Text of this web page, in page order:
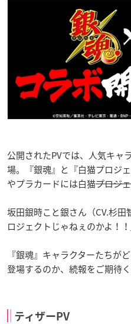
公開されたPVでは、人気キャ
場。『銀魂』と『白猫プロジ
やプラカードには白猫プロジ
坂田銀時こと銀さん（CV.杉
ロジェクトじゃねぇのかよ！！
『銀魂』キャラクターたちが
登場するのか、続報をご期待
ティザーPV